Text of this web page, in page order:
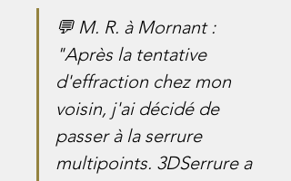
💬 M. R. à Mornant :
"Après la tentative
d'effraction chez mon
voisin, j'ai décidé de
passer à la serrure
multipoints. 3DSerrure a